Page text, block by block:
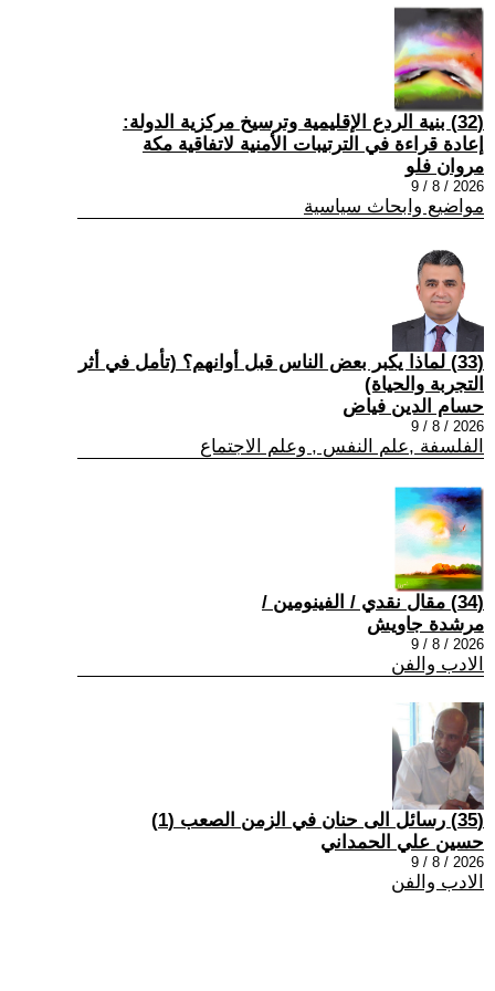
(32) بنية الردع الإقليمية وترسيخ مركزية الدولة:
إعادة قراءة في الترتيبات الأمنية لاتفاقية مكة
مروان فلو
2026 / 8 / 9
مواضيع وابحاث سياسية
(33) لماذا يكبر بعض الناس قبل أوانهم؟ (تأمل في أثر
التجربة والحياة)
حسام الدين فياض
2026 / 8 / 9
الفلسفة ,علم النفس , وعلم الاجتماع
(34) مقال نقدي / الفينومين /
مرشدة جاويش
2026 / 8 / 9
الادب والفن
(35) رسائل الى حنان في الزمن الصعب (1)
حسين علي الحمداني
2026 / 8 / 9
الادب والفن